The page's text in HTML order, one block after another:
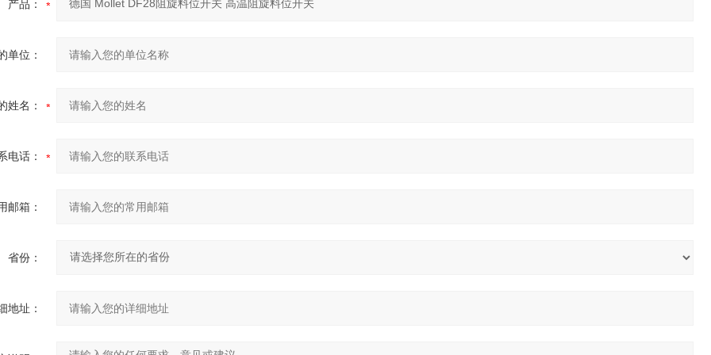
产品：
单位：
姓名：
电话：
邮箱：
省份：
地址：